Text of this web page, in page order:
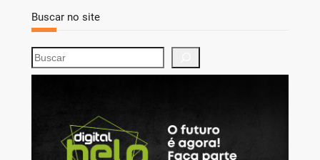
Buscar no site
S
e